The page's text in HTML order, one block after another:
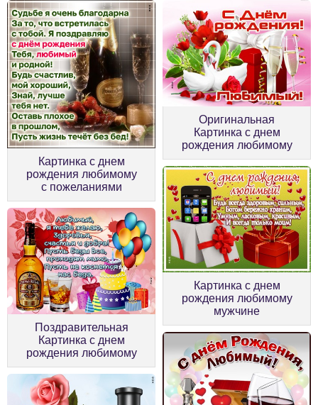
Картинка с днем
рождения любимому
с пожеланиями
Оригинальная
Картинка с днем
рождения любимому
Поздравительная
Картинка с днем
рождения любимому
Картинка с днем
рождения любимому
мужчине